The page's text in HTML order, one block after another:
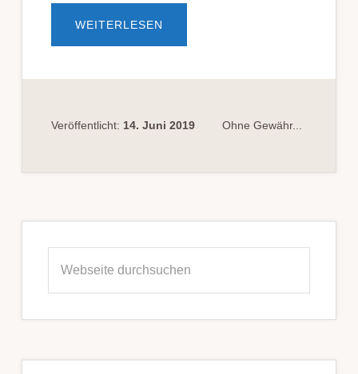
WEITERLESEN
FÜR
UNFALL
Veröffentlicht: 14. Juni 2019 Ohne Gewähr...